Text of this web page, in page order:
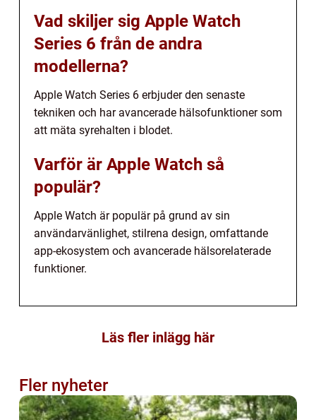
Vad skiljer sig Apple Watch
Series 6 från de andra
modellerna?
Apple Watch Series 6 erbjuder den senaste
tekniken och har avancerade hälsofunktioner som
att mäta syrehalten i blodet.
Varför är Apple Watch så
populär?
Apple Watch är populär på grund av sin
användarvänlighet, stilrena design, omfattande
app-ekosystem och avancerade hälsorelaterade
funktioner.
Läs fler inlägg här
Fler nyheter